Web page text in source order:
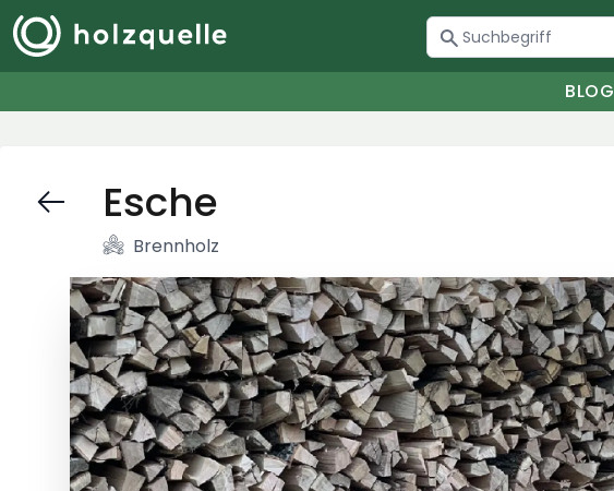
BLOG
Esche
Brennholz